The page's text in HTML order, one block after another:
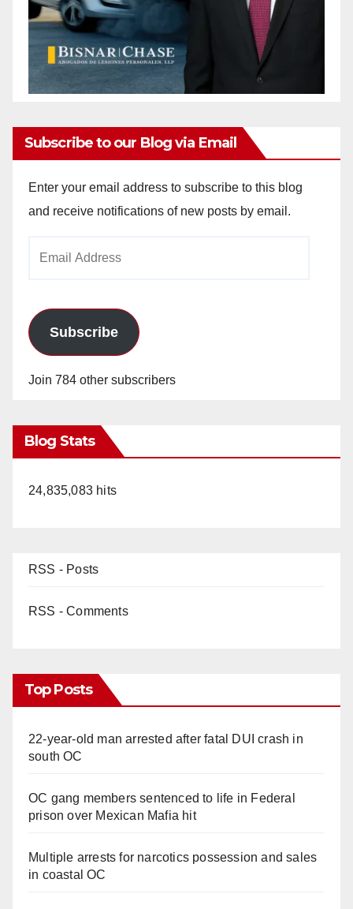
Subscribe to our Blog via Email
Enter your email address to subscribe to this blog
and receive notifications of new posts by email.
Subscribe
Join 784 other subscribers
Blog Stats
24,835,083 hits
RSS - Posts
RSS - Comments
Top Posts
22-year-old man arrested after fatal DUI crash in
south OC
OC gang members sentenced to life in Federal
prison over Mexican Mafia hit
Multiple arrests for narcotics possession and sales
in coastal OC